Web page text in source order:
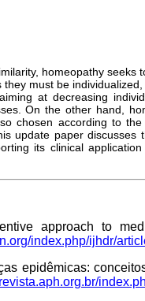
homeopathy
must be
at decreasing
On the other hand,
chosen according to
update paper
its clinical
approach to
index.php/ijhdr/
epidêmicas: